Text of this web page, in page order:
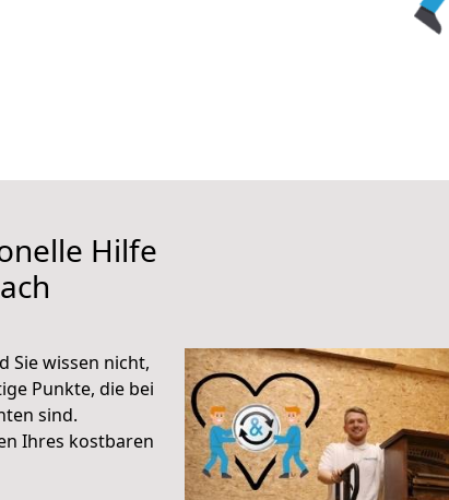
Hilfe
Sie wissen nicht,
Punkte, die bei
sind.
Ihres kostbaren